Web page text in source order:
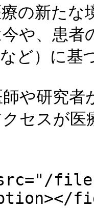
の新た
や、患
ど）に基
や研究
セスが
files/